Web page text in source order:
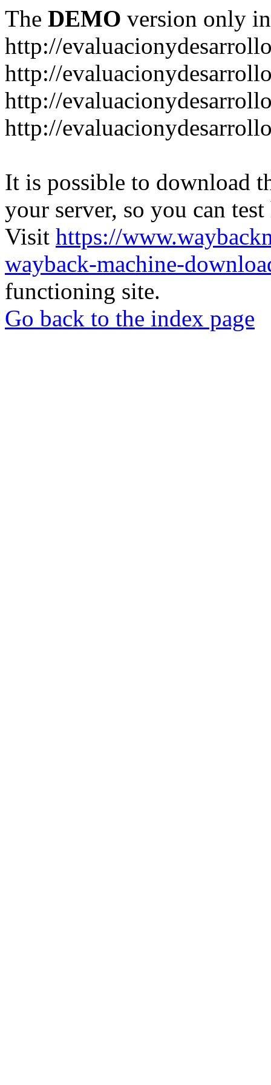
The DEMO version only
http://
http://
http://
http://
It is possible to download
your server, so you can
Visit https://
wayback-machine-
functioning site.
Go back to the index page